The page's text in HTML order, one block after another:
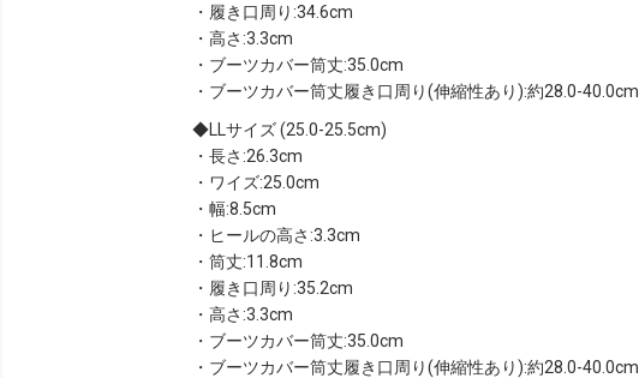
・履き口周り:34.6cm
・高さ:3.3cm
・ブーツカバー筒丈:35.0cm
・ブーツカバー筒丈履き口周り(伸縮性あり):約28.0-40.0cm
LLサイズ (25.0-25.5cm)
・長さ:26.3cm
・ワイズ:25.0cm
・幅:8.5cm
・ヒールの高さ:3.3cm
・筒丈:11.8cm
・履き口周り:35.2cm
・高さ:3.3cm
・ブーツカバー筒丈:35.0cm
・ブーツカバー筒丈履き口周り(伸縮性あり):約28.0-40.0cm